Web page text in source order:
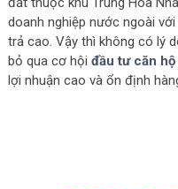
doanh nghiệp nước ngoài
trả cao. Vậy thì không có lý
bỏ qua cơ hội đầu tư căn hộ
lợi nhuận cao và ổn định